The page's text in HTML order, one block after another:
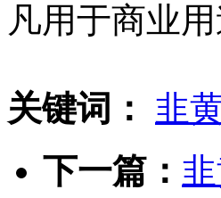
凡用于商业
关键词：
韭
下一篇：